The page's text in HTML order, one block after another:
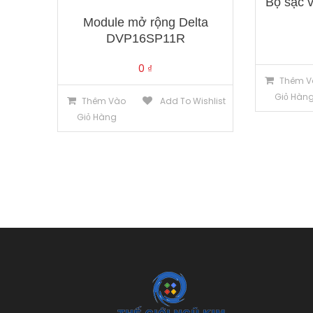
Module mở rộng Delta
DVP16SP11R
0 ₫
Thêm Vào
Giỏ Hàng
Add To Wishlist
Thêm
Giỏ